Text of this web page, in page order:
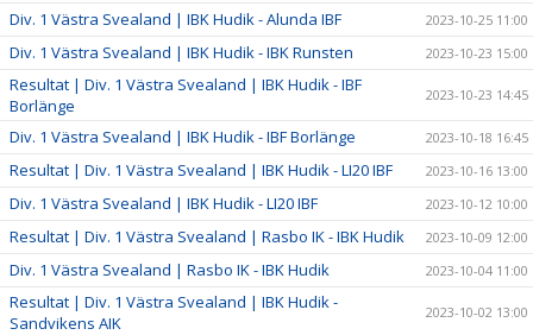
Div. 1 Västra Svealand | IBK Hudik - Alunda IBF 2023-10-25 11:00
Div. 1 Västra Svealand | IBK Hudik - IBK Runsten 2023-10-23 15:00
Resultat | Div. 1 Västra Svealand | IBK Hudik - IBF
Borlänge
2023-10-23 14:45
Div. 1 Västra Svealand | IBK Hudik - IBF Borlänge 2023-10-18 16:45
Resultat | Div. 1 Västra Svealand | IBK Hudik - LI20 IBF 2023-10-16 13:00
Div. 1 Västra Svealand | IBK Hudik - LI20 IBF 2023-10-12 10:00
Resultat | Div. 1 Västra Svealand | Rasbo IK - IBK Hudik 2023-10-09 12:00
Div. 1 Västra Svealand | Rasbo IK - IBK Hudik 2023-10-04 11:00
Resultat | Div. 1 Västra Svealand | IBK Hudik -
Sandvikens AIK
2023-10-02 13:00